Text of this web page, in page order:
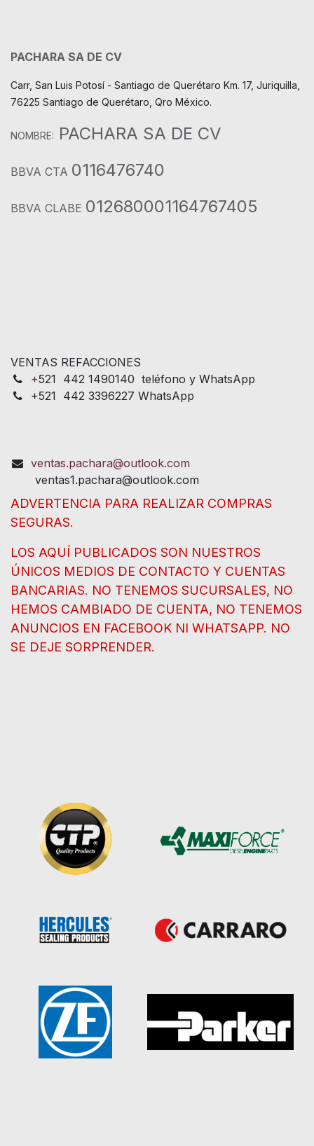
PACHARA SA DE CV
Carr, San Luis Potosí - Santiago de Querétaro Km. 17, Juriquilla,
76225 Santiago de Querétaro, Qro México.
NOMBRE: PACHARA SA DE CV
BBVA CTA 0116476740
BBVA CLABE 012680001164767405
VENTAS REFACCIONES
+521 442 1490140 teléfono y WhatsApp
+521 442 3396227 WhatsApp
ventas.pachara@outlook.com
ventas1.pachara@outlook.com
ADVERTENCIA PARA REALIZAR COMPRAS
SEGURAS.
LOS AQUÍ PUBLICADOS SON NUESTROS
ÚNICOS MEDIOS DE CONTACTO Y CUENTAS
BANCARIAS. NO TENEMOS SUCURSALES, NO
HEMOS CAMBIADO DE CUENTA, NO TENEMOS
ANUNCIOS EN FACEBOOK NI WHATSAPP. NO
SE DEJE SORPRENDER.